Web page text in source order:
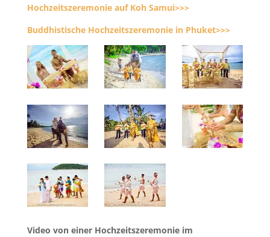
Hochzeitszeremonie auf Koh Samui>>>
Buddhistische Hochzeitszeremonie in Phuket>>>
Video von einer Hochzeitszeremonie im